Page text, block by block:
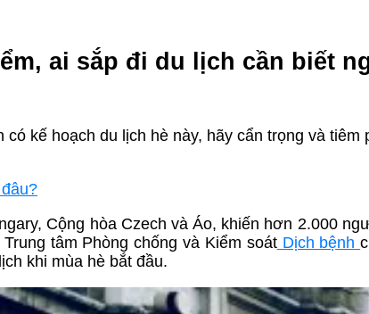
ai sắp đi du lịch cần biết
kế hoạch du lịch hè này, hãy cẩn trọng và tiêm
Cộng hòa Czech và Áo, khiến hơn 2.000
tâm Phòng chống và Kiểm soátDịch bệnh
khi mùa hè bắt đầu.